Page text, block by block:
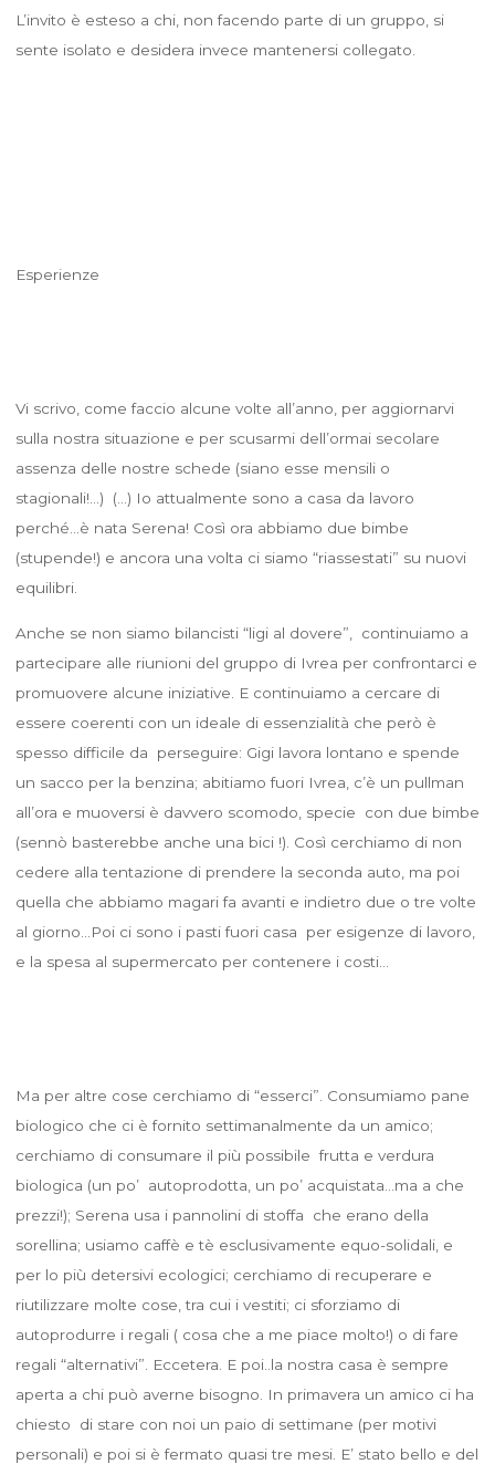
L’invito è esteso a chi, non facendo parte di un gruppo, si
sente isolato e desidera invece mantenersi collegato.
Esperienze
Vi scrivo, come faccio alcune volte all’anno, per aggiornarvi
sulla nostra situazione e per scusarmi dell’ormai secolare
assenza delle nostre schede (siano esse mensili o
stagionali!…) (…) Io attualmente sono a casa da lavoro
perché…è nata Serena! Così ora abbiamo due bimbe
(stupende!) e ancora una volta ci siamo “riassestati” su nuovi
equilibri.
Anche se non siamo bilancisti “ligi al dovere”, continuiamo a
partecipare alle riunioni del gruppo di Ivrea per confrontarci e
promuovere alcune iniziative. E continuiamo a cercare di
essere coerenti con un ideale di essenzialità che però è
spesso difficile da perseguire: Gigi lavora lontano e spende
un sacco per la benzina; abitiamo fuori Ivrea, c’è un pullman
all’ora e muoversi è davvero scomodo, specie con due bimbe
(sennò basterebbe anche una bici !). Così cerchiamo di non
cedere alla tentazione di prendere la seconda auto, ma poi
quella che abbiamo magari fa avanti e indietro due o tre volte
al giorno…Poi ci sono i pasti fuori casa per esigenze di lavoro,
e la spesa al supermercato per contenere i costi…
Ma per altre cose cerchiamo di “esserci”. Consumiamo pane
biologico che ci è fornito settimanalmente da un amico;
cerchiamo di consumare il più possibile frutta e verdura
biologica (un po’ autoprodotta, un po’ acquistata…ma a che
prezzi!); Serena usa i pannolini di stoffa che erano della
sorellina; usiamo caffè e tè esclusivamente equo-solidali, e
per lo più detersivi ecologici; cerchiamo di recuperare e
riutilizzare molte cose, tra cui i vestiti; ci sforziamo di
autoprodurre i regali ( cosa che a me piace molto!) o di fare
regali “alternativi”. Eccetera. E poi..la nostra casa è sempre
aperta a chi può averne bisogno. In primavera un amico ci ha
chiesto di stare con noi un paio di settimane (per motivi
personali) e poi si è fermato quasi tre mesi. E’ stato bello e del